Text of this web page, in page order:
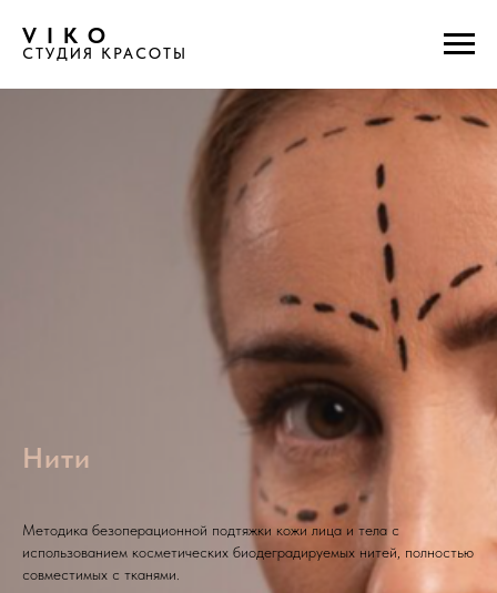
V I K O
СТУДИЯ КРАСОТЫ
Нити
Методика безоперационной подтяжки кожи лица и тела с
использованием косметических биодеградируемых нитей, полностью
совместимых с тканями.